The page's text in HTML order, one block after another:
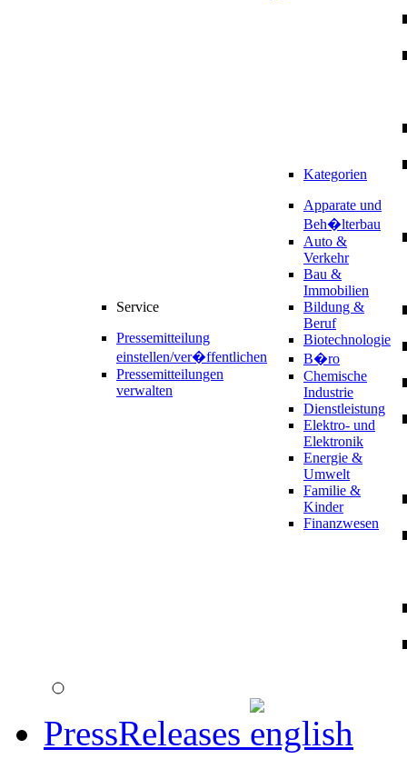
Service
Pressemitteilung
einstellen/ver�ffentlichen
Pressemitteilungen
verwalten
Kategorien
Apparate und
Beh�lterbau
Auto &
Verkehr
Bau &
Immobilien
Bildung &
Beruf
Biotechnologie
B�ro
Chemische
Industrie
Dienstleistung
Elektro- und
Elektronik
Energie &
Umwelt
Familie &
Kinder
Finanzwesen
PressReleases